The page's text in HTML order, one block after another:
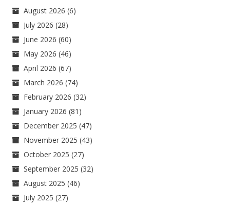
August 2026 (6)
July 2026 (28)
June 2026 (60)
May 2026 (46)
April 2026 (67)
March 2026 (74)
February 2026 (32)
January 2026 (81)
December 2025 (47)
November 2025 (43)
October 2025 (27)
September 2025 (32)
August 2025 (46)
July 2025 (27)